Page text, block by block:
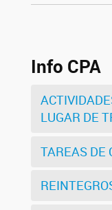
Info CPA
LUGAR DE
TAREAS DE